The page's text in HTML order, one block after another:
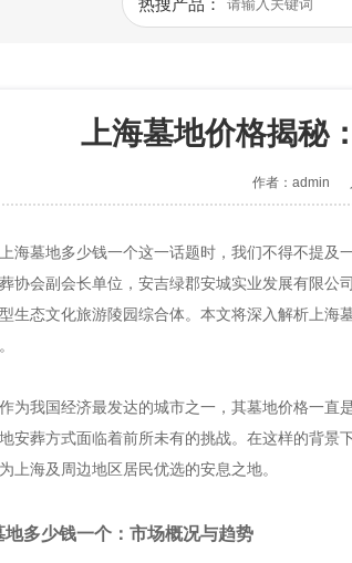
热搜产品：
上海墓地价格揭秘
作者：admin
海墓地多少钱一个这一话题时，我们不得不提
协会副会长单位，安吉绿郡安城实业发展有限
生态文化旅游陵园综合体。本文将深入解析上海
为我国经济最发达的城市之一，其墓地价格一
安葬方式面临着前所未有的挑战。在这样的背景
上海及周边地区居民优选的安息之地。
地多少钱一个 ：市场概况与趋势